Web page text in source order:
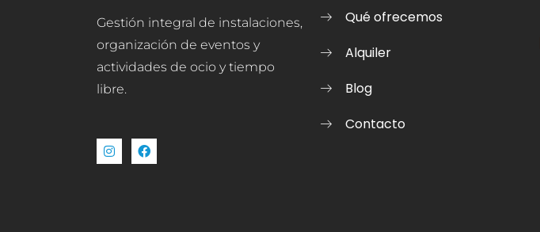
Gestión integral de instalaciones,
organización de eventos y
actividades de ocio y tiempo
libre.
Qué ofrecemos
Alquiler
Blog
Contacto